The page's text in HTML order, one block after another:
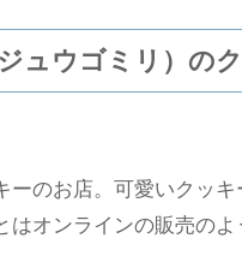
ュウゴミリ）の
ーのお店。可愛いクッ
オンラインの販売のよ